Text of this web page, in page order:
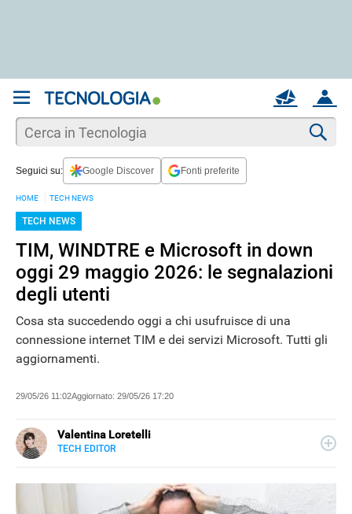
ACCOUNT
MAIL
Seguici su: Google Discover Fonti preferite
HOME TECH NEWS
TECH NEWS
TIM, WINDTRE e Microsoft in down
oggi 29 maggio 2026: le segnalazioni
degli utenti
Cosa sta succedendo oggi a chi usufruisce di una
connessione internet TIM e dei servizi Microsoft. Tutti gli
aggiornamenti.
29/05/26 11:02Aggiornato: 29/05/26 17:20
Valentina Loretelli
TECH EDITOR
SITO
Tecnologia si occupa della sezione Scienza Pop. La sua
passione più grande? La fotografia.